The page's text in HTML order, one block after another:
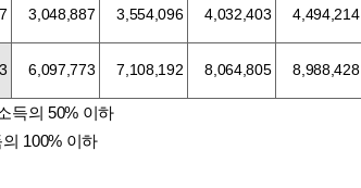
3,048,887 3,554,096 4,032,403 4,494,214
6,097,773 7,108,192 8,064,805 8,988,428
득의50% 이하
100% 이하